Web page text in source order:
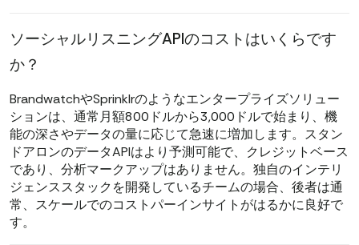
ソーシャルリスニングAPIのコストはいくらです
か？
BrandwatchやSprinklrのようなエンタープライズソリュー
ションは、通常月額800ドルから3,000ドルで始まり、機
能の深さやデータの量に応じて急速に増加します。スタン
ドアロンのデータAPIはより予測可能で、クレジットベース
であり、分析マークアップはありません。独自のインテリ
ジェンススタックを開発しているチームの場合、後者は通
常、スケールでのコストパーインサイトがはるかに良好で
す。